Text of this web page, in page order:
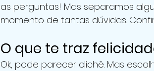
as perguntas! Mas separamos
momento de tantas dúvidas.
O que te traz
Ok, pode parecer clichê. Mas